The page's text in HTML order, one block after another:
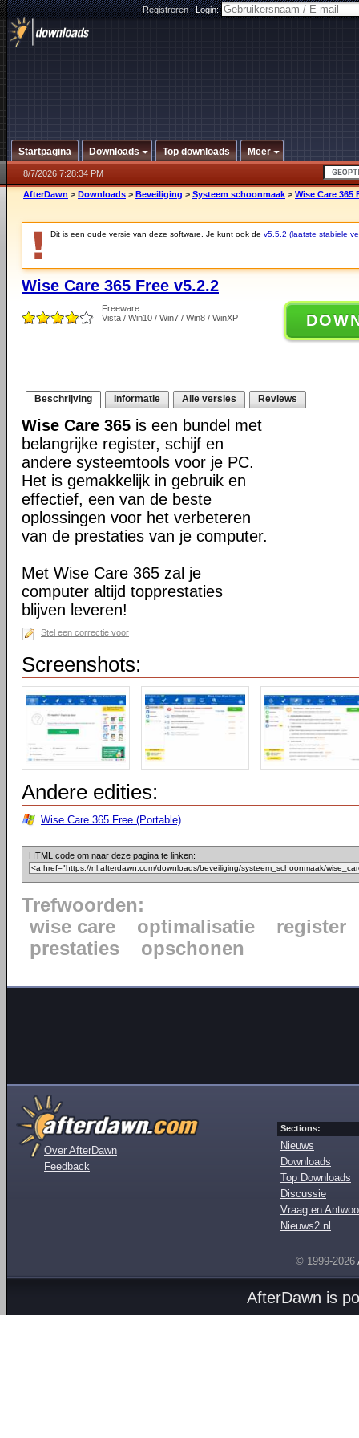
Registreren|Login:
Startpagina Downloads Top downloads Meer
8/7/2026 7:28:34 PM
AfterDawn > Downloads > Beveiliging > Systeem schoonmaak > Wise Care 365
Dit is een oude versie van deze software. Je kunt ook de v5.5.2 (laatste stabiele
Wise Care 365 Free v5.2.2
Freeware
Vista / Win10 / Win7 / Win8 / WinXP
Beschrijving Informatie Alle versies Reviews
Wise Care 365 is een bundel met
belangrijke register, schijf en
andere systeemtools voor je PC.
Het is gemakkelijk in gebruik en
effectief, een van de beste
oplossingen voor het verbeteren
van de prestaties van je computer.
Met Wise Care 365 zal je
computer altijd topprestaties
blijven leveren!
Stel een correctie voor
Screenshots:
Andere edities:
Wise Care 365 Free (Portable)
HTML code om naar deze pagina te linken:
Trefwoorden:
wise care
optimalisatie
register
prestaties
opschonen
Over AfterDawn
Feedback
Sections:
Nieuws
Downloads
Top Downloads
Discussie
Vraag en
Nieuws2.nl
© 1999-2026
AfterDawn is